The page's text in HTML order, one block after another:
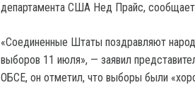
департамента США Нед Прайс, сообщает
«Соединенные Штаты поздравляют
выборов 11 июля», — заявил
ОБСЕ, он отметил, что выборы были